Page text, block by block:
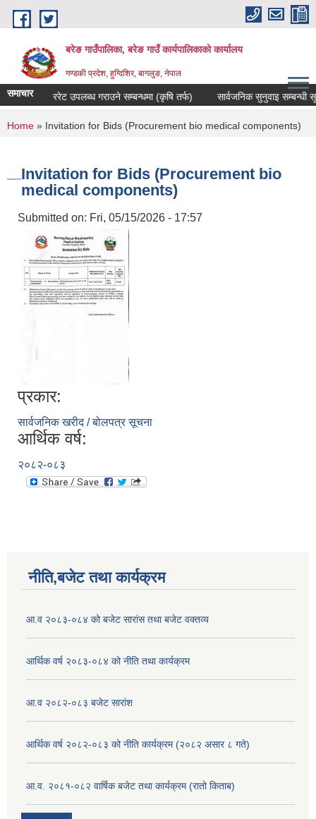
Skip to main content
बरेङ गाउँपालिका, बरेङ गाउँ कार्यपालिकाको कार्यालय
गण्डकी प्रदेश, हुग्दिशिर, बागलुङ, नेपाल
समाचारदररेट उपलब्ध गराउने सम्बन्धमा (कृषि तर्फ) सार्वजनिक सुनुवाइ सम्बन्धी सूचना
You are here
Home » Invitation for Bids (Procurement bio medical components)
Invitation for Bids (Procurement bio
medical components)
Submitted on: Fri, 05/15/2026 - 17:57
प्रकार:
सार्वजनिक खरीद / बोलपत्र सूचना
आर्थिक वर्ष:
२०८२-०८३
नीति,बजेट तथा कार्यक्रम
आ.व २०८३-०८४ को बजेट सारांस तथा बजेट वक्तव्य
आर्थिक वर्ष २०८३-०८४ को नीति तथा कार्यक्रम
आ.व २०८२-०८३ बजेट सारांश
आर्थिक वर्ष २०८२-०८३ को नीति कार्यक्रम (२०८२ असार ८ गते)
आ.व. २०८१-०८२ वार्षिक बजेट तथा कार्यक्रम (रातो किताब)